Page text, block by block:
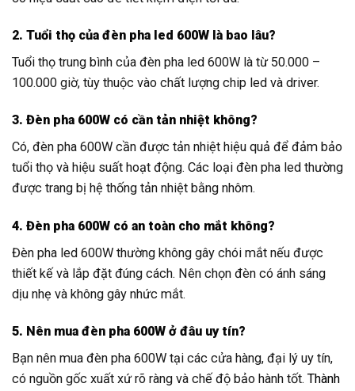
2. Tuổi thọ của đèn pha led 600W là bao lâu?
Tuổi thọ trung bình của đèn pha led 600W là từ 50.000 –
100.000 giờ, tùy thuộc vào chất lượng chip led và driver.
3. Đèn pha 600W có cần tản nhiệt không?
Có, đèn pha 600W cần được tản nhiệt hiệu quả để đảm bảo
tuổi thọ và hiệu suất hoạt động. Các loại đèn pha led thường
được trang bị hệ thống tản nhiệt bằng nhôm.
4. Đèn pha 600W có an toàn cho mắt không?
Đèn pha led 600W thường không gây chói mắt nếu được
thiết kế và lắp đặt đúng cách. Nên chọn đèn có ánh sáng
dịu nhẹ và không gây nhức mắt.
5. Nên mua đèn pha 600W ở đâu uy tín?
Bạn nên mua đèn pha 600W tại các cửa hàng, đại lý uy tín,
có nguồn gốc xuất xứ rõ ràng và chế độ bảo hành tốt. Thành